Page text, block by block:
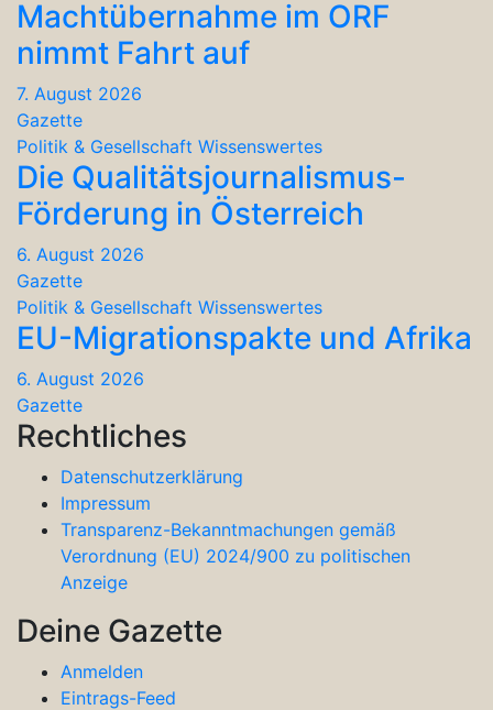
Machtübernahme im ORF
nimmt Fahrt auf
7. August 2026
Gazette
Politik & Gesellschaft Wissenswertes
Die Qualitätsjournalismus-
Förderung in Österreich
6. August 2026
Gazette
Politik & Gesellschaft Wissenswertes
EU-Migrationspakte und Afrika
6. August 2026
Gazette
Rechtliches
Datenschutzerklärung
Impressum
Transparenz-Bekanntmachungen gemäß
Verordnung (EU) 2024/900 zu politischen
Anzeige
Deine Gazette
Anmelden
Eintrags-Feed